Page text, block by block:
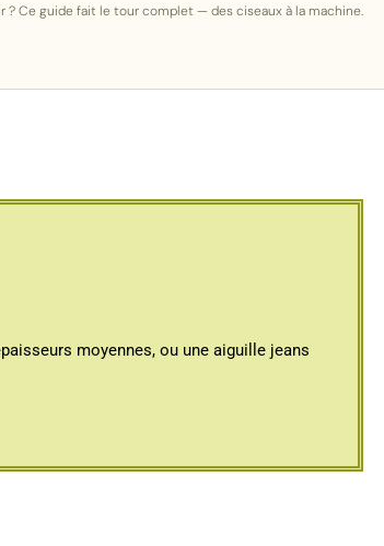
Ce guide fait le tour complet — des ciseaux à la machine.
moyennes, ou une aiguille jeans